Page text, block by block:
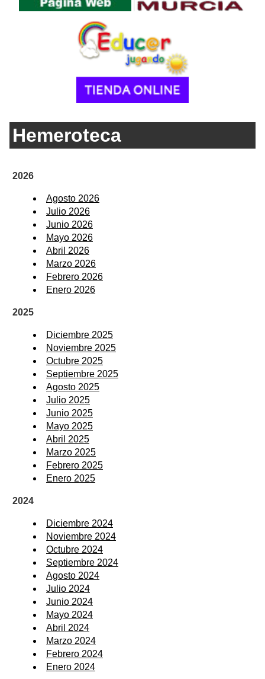
Hemeroteca
2026
Agosto 2026
Julio 2026
Junio 2026
Mayo 2026
Abril 2026
Marzo 2026
Febrero 2026
Enero 2026
2025
Diciembre 2025
Noviembre 2025
Octubre 2025
Septiembre 2025
Agosto 2025
Julio 2025
Junio 2025
Mayo 2025
Abril 2025
Marzo 2025
Febrero 2025
Enero 2025
2024
Diciembre 2024
Noviembre 2024
Octubre 2024
Septiembre 2024
Agosto 2024
Julio 2024
Junio 2024
Mayo 2024
Abril 2024
Marzo 2024
Febrero 2024
Enero 2024